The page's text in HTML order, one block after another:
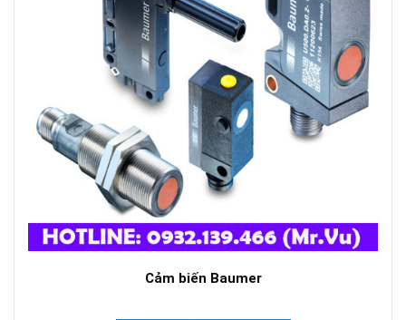
Cảm biến Baumer